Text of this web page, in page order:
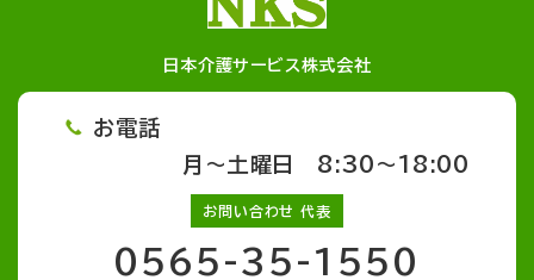
日本介護サービス株式会社
お電話
月～土曜日 8:30～18:00
お問い合わせ 代表
0565-35-1550